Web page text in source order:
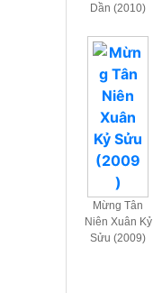
Dần (2010)
Mừng Tân
Niên Xuân Kỷ
Sửu (2009)